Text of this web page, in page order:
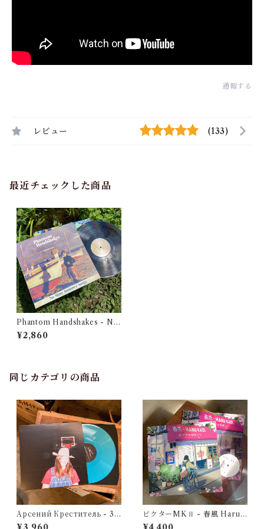
通報する
レビュー (133)
最近チェックした商品
Phantom Handshakes - No
More Summer Songs（12"
vinyl）
¥2,860
同じカテゴリの商品
Арсений Креститель - 30
（12' vinyl）
ビクターMKⅡ - 春風 Haru
Kaze（Limited Edition 12"